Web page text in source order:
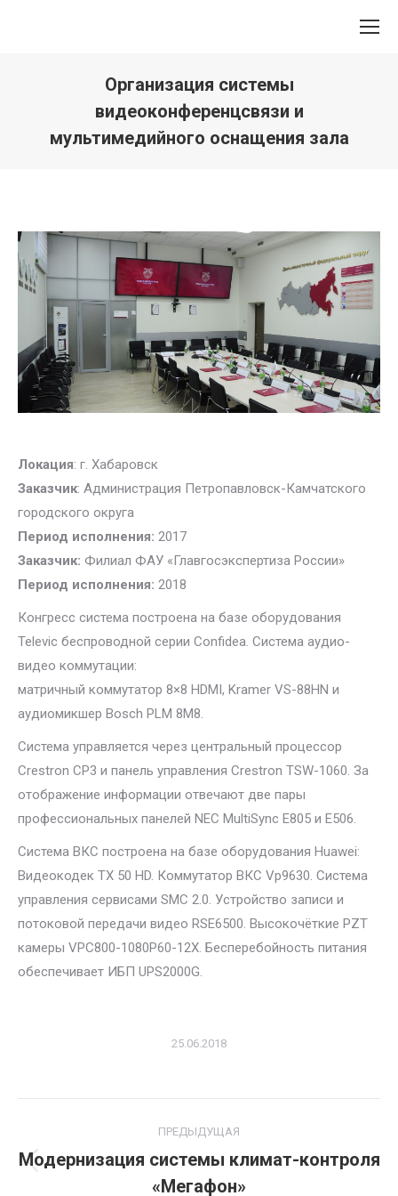
Организация системы
видеоконференцсвязи и
мультимедийного оснащения зала
Локация: г. Хабаровск
Заказчик: Администрация Петропавловск-Камчатского
городского округа
Период исполнения: 2017
Заказчик: Филиал ФАУ «Главгосэкспертиза России»
Период исполнения: 2018
Конгресс система построена на базе оборудования
Televic беспроводной серии Confidea. Система аудио-
видео коммутации:
матричный коммутатор 8×8 HDMI, Kramer VS-88HN и
аудиомикшер Bosch PLM 8M8.
Система управляется через центральный процессор
Crestron CP3 и панель управления Crestron TSW-1060. За
отображение информации отвечают две пары
профессиональных панелей NЕС MultiSync E805 и E506.
Система ВКС построена на базе оборудования Huawei:
Видеокодек TX 50 HD. Коммутатор ВКС Vp9630. Система
управления сервисами SMC 2.0. Устройство записи и
потоковой передачи видео RSE6500. Высокочёткие PZT
камеры VPC800-1080P60-12X. Бесперебойность питания
обеспечивает ИБП UPS2000G.
25.06.2018
navigation
ПРЕДЫДУЩАЯ
Previous
Модернизация системы климат-контроля
«Мегафон»